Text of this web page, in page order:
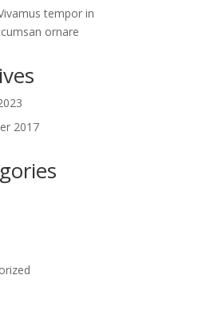
tempor in
ornare
2017